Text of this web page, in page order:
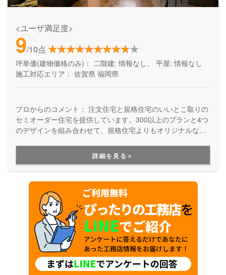
<ユーザ満足度>
9/10点
坪単価(建物価格のみ)： 二階建: 情報なし、 平屋: 情報なし
施工対応エリア： 佐賀県 福岡県
プロからのコメント： 注文住宅と規格住宅のいいとこ取りの
セミオーダー住宅を提供しています。300以上のプランと4つ
のデザインを組み合わせて、規格住宅よりもオリジナルな家
から、建てた後の設備保証と長期保証も充実しています。
「性能と価格のジレンマが…」「色々決めるのは大変、早く
引っ越したいけど建売はちょっと・・・」という方にお勧め
です。
詳細を見る＞